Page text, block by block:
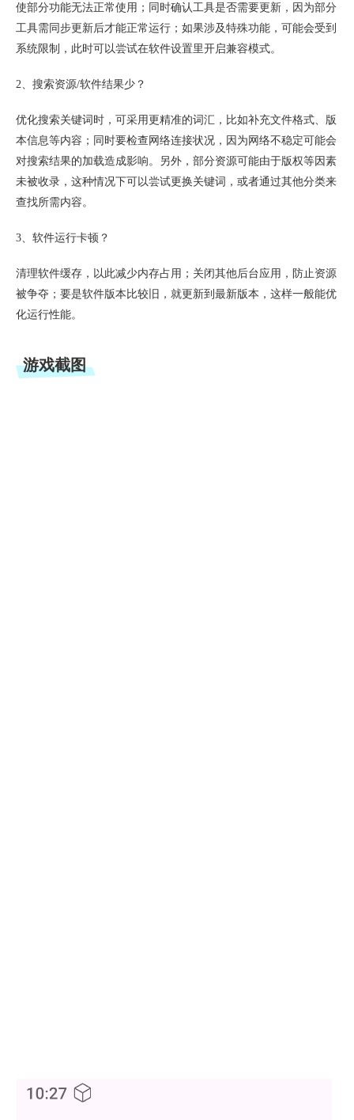
使部分功能无法正常使用；同时确认工具是否需要更新，因为部分
工具需同步更新后才能正常运行；如果涉及特殊功能，可能会受到
系统限制，此时可以尝试在软件设置里开启兼容模式。
2、搜索资源/软件结果少？
优化搜索关键词时，可采用更精准的词汇，比如补充文件格式、版
本信息等内容；同时要检查网络连接状况，因为网络不稳定可能会
对搜索结果的加载造成影响。另外，部分资源可能由于版权等因素
未被收录，这种情况下可以尝试更换关键词，或者通过其他分类来
查找所需内容。
3、软件运行卡顿？
清理软件缓存，以此减少内存占用；关闭其他后台应用，防止资源
被争夺；要是软件版本比较旧，就更新到最新版本，这样一般能优
化运行性能。
游戏截图